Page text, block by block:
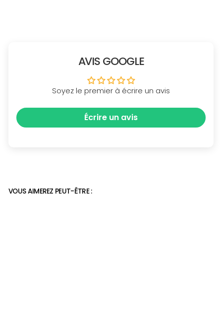
AVIS GOOGLE
Soyez le premier à écrire un avis
Écrire un avis
VOUS AIMEREZ PEUT-ÊTRE :